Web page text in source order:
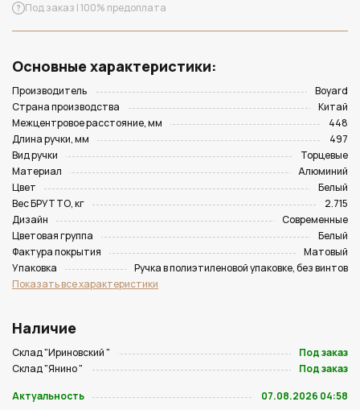
Под заказ | 100% предоплата
Основные характеристики:
Производитель
Boyard
Страна производства
Китай
Межцентровое расстояние, мм
448
Длина ручки, мм
497
Вид ручки
Торцевые
Материал
Алюминий
Цвет
Белый
Вес БРУТТО, кг
2.715
Дизайн
Современные
Цветовая группа
Белый
Фактура покрытия
Матовый
Упаковка
Ручка в полиэтиленовой упаковке, без винтов
Показать все характеристики
Наличие
Склад "Ириновский "
Под заказ
Склад "Янино "
Под заказ
Актуальность
07.08.2026 04:58